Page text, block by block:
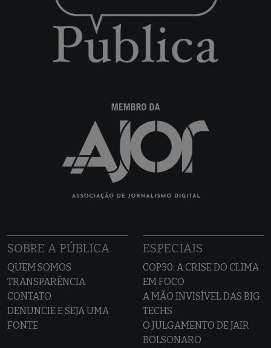
SOBRE A PÚBLICA
QUEM SOMOS
TRANSPARÊNCIA
CONTATO
DENUNCIE E SEJA UMA
FONTE
ESPECIAIS
COP30: A CRISE DO CLIMA
EM FOCO
A MÃO INVISÍVEL DAS BIG
TECHS
O JULGAMENTO DE JAIR
BOLSONARO